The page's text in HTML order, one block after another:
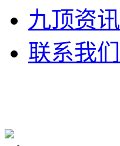
九顶资讯
联系我们